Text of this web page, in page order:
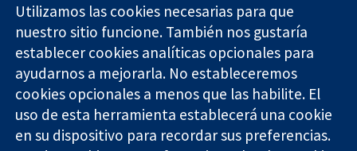
Evidencia fiable.
Decisiones
informadas.
Mejor salud.
11-13 Cavendish
Square
Londres
W1G 0AN
Reino Unido
Contacto
Noticias
Prensa
Sobre
nosotros
Empleo
Cochrane
Utilizamos las cookies necesarias para que
nuestro sitio funcione. También nos gustaría
establecer cookies analíticas opcionales para
ayudarnos a mejorarla. No estableceremos
cookies opcionales a menos que las habilite. El
uso de esta herramienta establecerá una cookie
en su dispositivo para recordar sus preferencias.